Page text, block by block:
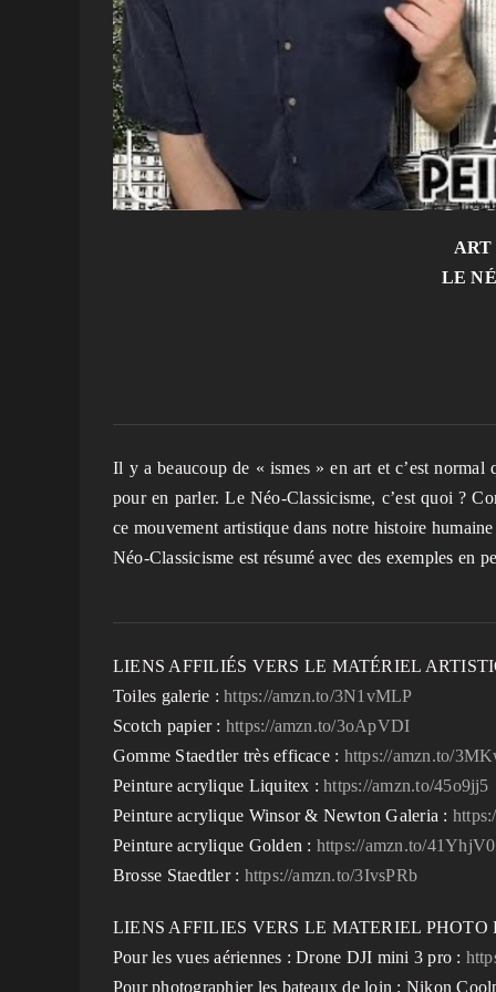
ART
LE
Il y a beaucoup de « ismes » en art et c’est normal
pour en parler. Le Néo-Classicisme, c’est quoi ?
ce mouvement artistique dans notre histoire
Néo-Classicisme est résumé avec des exemples en
LIENS AFFILIÉS VERS LE MATÉRIEL
Toiles galerie :https://amzn.to/3N1vMLP
Scotch papier : https://amzn.to/3oApVDI
Gomme Staedtler très efficace : https://amzn.to/
Peinture acrylique Liquitex :https://amzn.to/45o9jj5
Peinture acrylique Winsor & Newton Galeria :
Peinture acrylique Golden : https://amzn.to/41YhjV0
Brosse Staedtler : https://amzn.to/3IvsPRb
LIENS AFFILIES VERS LE MATERIEL PHOTO
Pour les vues aériennes : Drone DJI mini 3 pro :
Pour photographier les bateaux de loin : Nikon